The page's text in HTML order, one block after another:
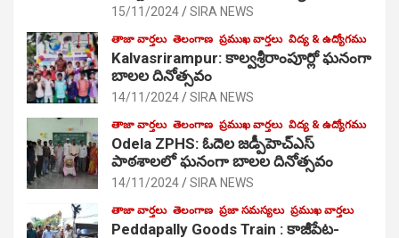
15/11/2024 SIRA NEWS
తాజా వార్తలు తెలంగాణ ప్రముఖ వార్తలు విద్య & ఉద్యోగము
Kalvasrirampur: కాల్వశ్రీరాంపూర్లో ఘనంగా
బాలల దినోత్సవం
14/11/2024 SIRA NEWS
తాజా వార్తలు తెలంగాణ ప్రముఖ వార్తలు విద్య & ఉద్యోగము
Odela ZPHS: ఓదెల జ‌డ్పీహెచ్ఎస్
పాఠ‌శాల‌లో ఘనంగా బాలల దినోత్సవం
14/11/2024 SIRA NEWS
తాజా వార్తలు తెలంగాణ ప్రజా సమస్యలు ప్రముఖ వార్తలు
Peddapally Goods Train : కాజీపేట-